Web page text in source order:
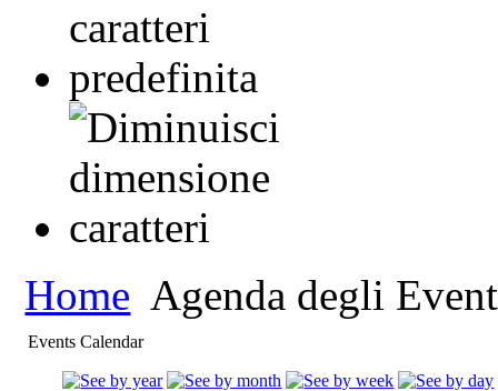
Home Agenda degli
Events Calendar